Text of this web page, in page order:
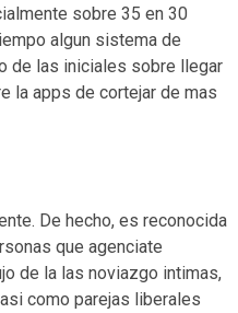
sobre 35 en 30
algun sistema de
de las iniciales sobre llegar
la apps de cortejar de mas
De hecho, es reconocida
que agenciate
de la las noviazgo intimas,
como parejas liberales